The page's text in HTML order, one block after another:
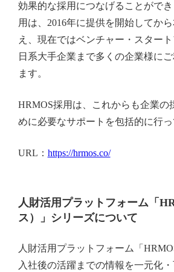
効果的な採用につなげることがで
用は、2016年に提供を開始してか
え、現在ではベンチャー・スタート
日系大手企業まで多くの企業様に
ます。
HRMOS採用は、これからも企業の
めに必要なサポートを包括的に行っ
URL： https://hrmos.co/
人財活用プラットフォーム「
ス）」シリーズについて
人財活用プラットフォーム「
入社後の活躍までの情報を一元化